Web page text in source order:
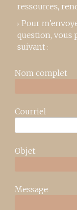
ressources,
Pour
question, vous
suivant :
Nom complet
Courriel
Objet
Message